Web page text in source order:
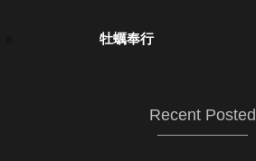
牡蠣奉行
Recent Posted